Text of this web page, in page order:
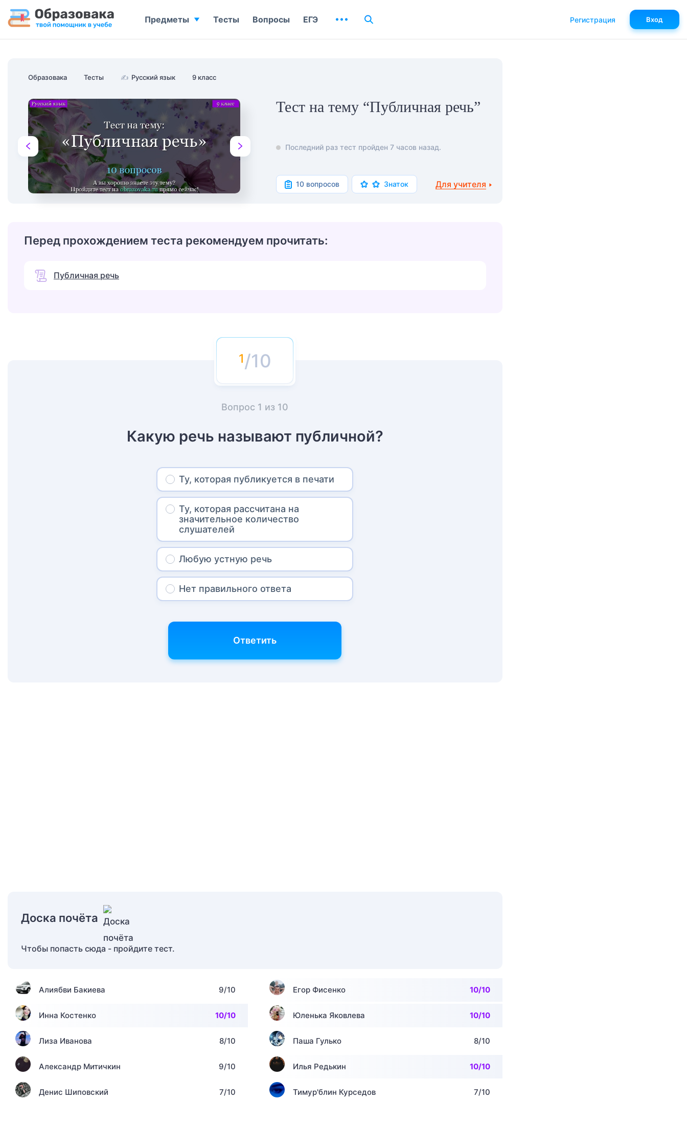
Образовака Тесты ✍ Русский язык 9 класс
Тест на тему “Публичная речь”
Последний раз тест пройден 7 часов назад.
10 вопросов Знаток Для учителя
Перед прохождением теста рекомендуем прочитать:
Публичная речь
/10
Вопрос 1 из 10
Какую речь называют публичной?
Ту, которая публикуется в печати
Ту, которая рассчитана на
значительное количество
слушателей
Любую устную речь
Нет правильного ответа
Ответить
Доска почёта
Чтобы попасть сюда - пройдите тест.
Алиябви Бакиева 9/10 Егор Фисенко 10/10
Инна Костенко 10/10 Юленька Яковлева 10/10
Лиза Иванова 8/10 Паша Гулько 8/10
Александр Митичкин 9/10 Илья Редькин 10/10
Денис Шиповский 7/10 Тимур'блин Курседов 7/10
Предметы Тесты Вопросы ЕГЭ Регистрация Вход